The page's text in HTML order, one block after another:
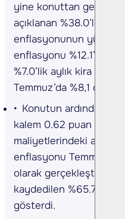
yine konuttan geldi. Bu
açıklanan %38.0’lik
enflasyonunun yüksek
enflasyonu %12.1’lik
%7.0’lik aylık kira
Temmuz’da %8,1 olarak
Konutun ardından en
kalem 0.62 puan ile
maliyetlerindeki artışın
enflasyonu Temmuz’da
olarak gerçekleşti. Baz
kaydedilen %65.7’ye
gösterdi.